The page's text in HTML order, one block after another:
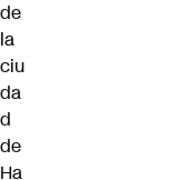
de
la
ciu
da
d
de
Ha